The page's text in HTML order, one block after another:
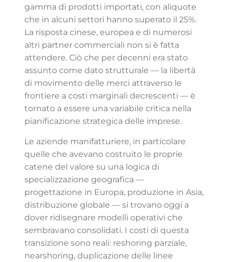
gamma di prodotti importati, con aliquote
che in alcuni settori hanno superato il 25%.
La risposta cinese, europea e di numerosi
altri partner commerciali non si è fatta
attendere. Ciò che per decenni era stato
assunto come dato strutturale — la libertà
di movimento delle merci attraverso le
frontiere a costi marginali decrescenti — è
tornato a essere una variabile critica nella
pianificazione strategica delle imprese.
Le aziende manifatturiere, in particolare
quelle che avevano costruito le proprie
catene del valore su una logica di
specializzazione geografica —
progettazione in Europa, produzione in Asia,
distribuzione globale — si trovano oggi a
dover ridisegnare modelli operativi che
sembravano consolidati. I costi di questa
transizione sono reali: reshoring parziale,
nearshoring, duplicazione delle linee